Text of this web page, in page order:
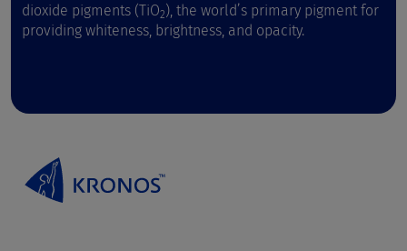
dioxide pigments (TiO2), the world’s primary pigment for
providing whiteness, brightness, and opacity.